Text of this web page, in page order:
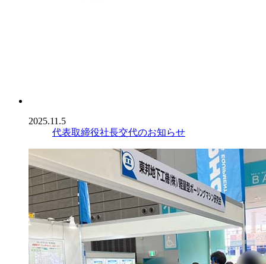
2025.11.5
代表取締役社長交代のお知らせ